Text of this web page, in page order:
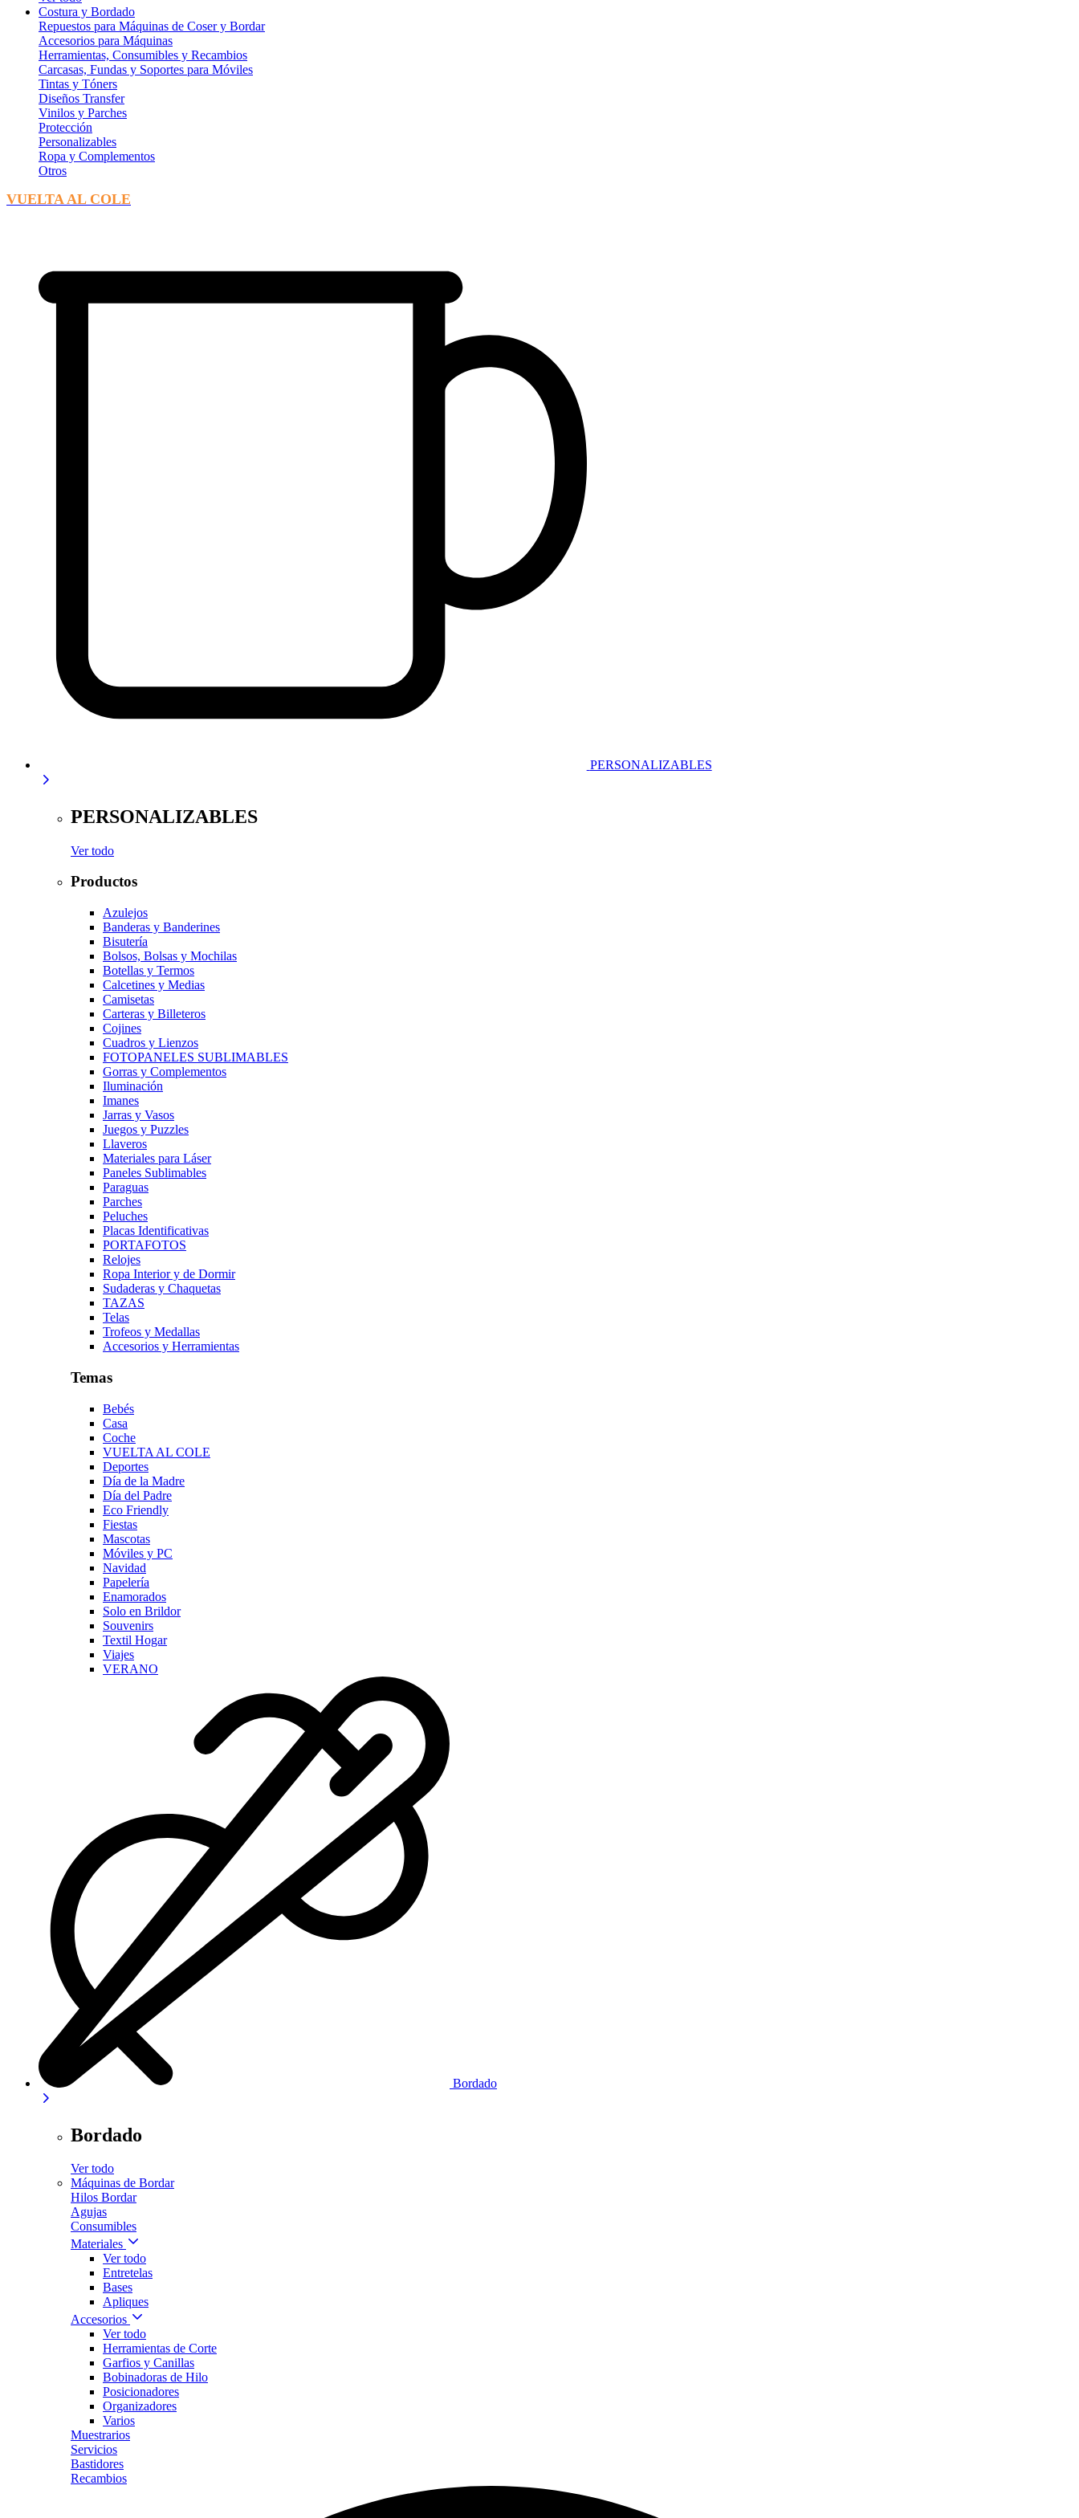
Costura y Bordado
Repuestos para Máquinas de Coser y Bordar
Accesorios para Máquinas
Herramientas, Consumibles y Recambios
Carcasas, Fundas y Soportes para Móviles
Tintas y Tóners
Diseños Transfer
Vinilos y Parches
Protección
Personalizables
Ropa y Complementos
Otros
VUELTA AL COLE
PERSONALIZABLES
PERSONALIZABLES
Ver todo
Productos
Azulejos
Banderas y Banderines
Bisutería
Bolsos, Bolsas y Mochilas
Botellas y Termos
Calcetines y Medias
Camisetas
Carteras y Billeteros
Cojines
Cuadros y Lienzos
FOTOPANELES SUBLIMABLES
Gorras y Complementos
Iluminación
Imanes
Jarras y Vasos
Juegos y Puzzles
Llaveros
Materiales para Láser
Paneles Sublimables
Paraguas
Parches
Peluches
Placas Identificativas
PORTAFOTOS
Relojes
Ropa Interior y de Dormir
Sudaderas y Chaquetas
TAZAS
Telas
Trofeos y Medallas
Accesorios y Herramientas
Temas
Bebés
Casa
Coche
VUELTA AL COLE
Deportes
Día de la Madre
Día del Padre
Eco Friendly
Fiestas
Mascotas
Móviles y PC
Navidad
Papelería
Enamorados
Solo en Brildor
Souvenirs
Textil Hogar
Viajes
VERANO
Bordado
Bordado
Ver todo
Máquinas de Bordar
Hilos Bordar
Agujas
Consumibles
Materiales
Ver todo
Entretelas
Bases
Apliques
Accesorios
Ver todo
Herramientas de Corte
Garfios y Canillas
Bobinadoras de Hilo
Posicionadores
Organizadores
Varios
Muestrarios
Servicios
Bastidores
Recambios